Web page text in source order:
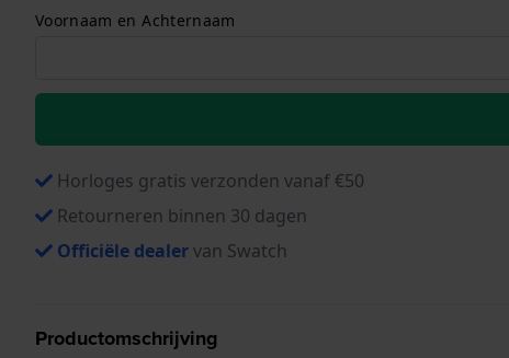
Voornaam en Achternaam
Horloges gratis verzonden vanaf €50
Retourneren binnen 30 dagen
Officiële dealervan Swatch
Productomschrijving